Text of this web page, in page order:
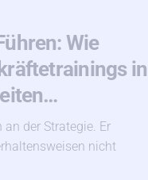
Wie
in
der Strategie. Er
nicht